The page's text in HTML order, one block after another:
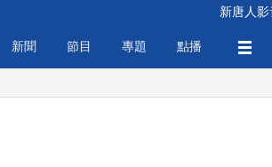
新唐人影
新聞 節目 專題 點播
降